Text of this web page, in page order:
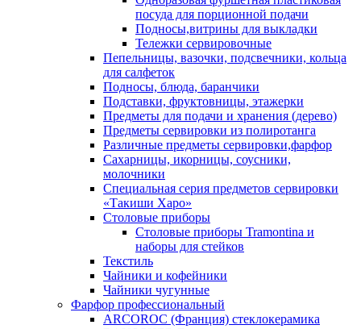
посуда для порционной подачи
Подносы,витрины для выкладки
Тележки сервировочные
Пепельницы, вазочки, подсвечники, кольца
для салфеток
Подносы, блюда, баранчики
Подставки, фруктовницы, этажерки
Предметы для подачи и хранения (дерево)
Предметы сервировки из полиротанга
Различные предметы сервировки,фарфор
Сахарницы, икорницы, соусники,
молочники
Специальная серия предметов сервировки
«Такиши Харо»
Столовые приборы
Столовые приборы Trаmоntina и
наборы для стейков
Текстиль
Чайники и кофейники
Чайники чугунные
Фарфор профессиональный
ARCOROC (Франция) стеклокерамика